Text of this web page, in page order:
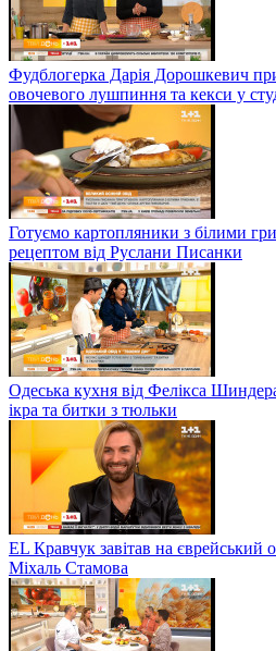
Фудблогерка Дарія Дорошкевич
овочевого лушпиння та кекси у
Готуємо картопляники з білими
рецептом від Руслани Писанки
Одеська кухня від Фелікса
ікра та битки з тюльки
EL Кравчук завітав на єврейський
Міхаль Стамова